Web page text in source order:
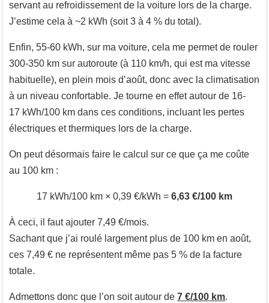
servant au refroidissement de la voiture lors de la charge.
J’estime cela à ~2 kWh (soit 3 à 4 % du total).
Enfin, 55-60 kWh, sur ma voiture, cela me permet de rouler
300-350 km sur autoroute (à 110 km/h, qui est ma vitesse
habituelle), en plein mois d’août, donc avec la climatisation
à un niveau confortable. Je tourne en effet autour de 16-
17 kWh/100 km dans ces conditions, incluant les pertes
électriques et thermiques lors de la charge.
On peut désormais faire le calcul sur ce que ça me coûte
au 100 km :
17 kWh/100 km × 0,39 €/kWh = 6,63 €/100 km
À ceci, il faut ajouter 7,49 €/mois.
Sachant que j’ai roulé largement plus de 100 km en août,
ces 7,49 € ne représentent même pas 5 % de la facture
totale.
Admettons donc que l’on soit autour de 7 €/100 km.